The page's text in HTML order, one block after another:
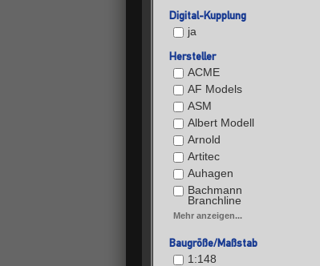
Digital-Kupplung
ja
Hersteller
ACME
AF Models
ASM
Albert Modell
Arnold
Artitec
Auhagen
Bachmann
Branchline
Mehr anzeigen...
Baugröße/Maßstab
1:148